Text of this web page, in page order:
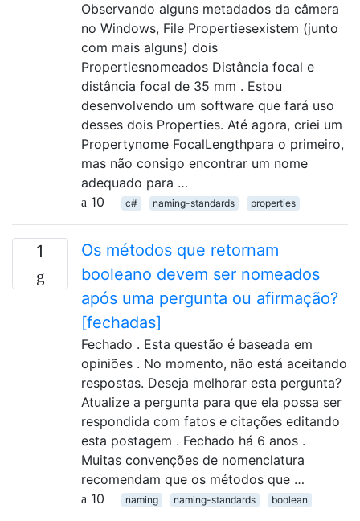
Observando alguns metadados da câmera
no Windows, File Propertiesexistem (junto
com mais alguns) dois
Propertiesnomeados Distância focal e
distância focal de 35 mm . Estou
desenvolvendo um software que fará uso
desses dois Properties. Até agora, criei um
Propertynome FocalLengthpara o primeiro,
mas não consigo encontrar um nome
adequado para …
10
c# naming-standards properties
1
Os métodos que retornam
booleano devem ser nomeados
após uma pergunta ou afirmação?
[fechadas]
Fechado . Esta questão é baseada em
opiniões . No momento, não está aceitando
respostas. Deseja melhorar esta pergunta?
Atualize a pergunta para que ela possa ser
respondida com fatos e citações editando
esta postagem . Fechado há 6 anos .
Muitas convenções de nomenclatura
recomendam que os métodos que …
10
naming naming-standards boolean